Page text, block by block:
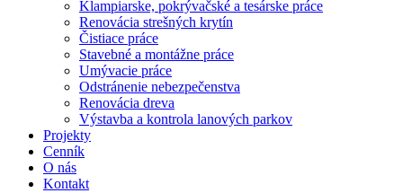
Klampiarske, pokrývačské a tesárske práce
Renovácia strešných krytín
Čistiace práce
Stavebné a montážne práce
Umývacie práce
Odstránenie nebezpečenstva
Renovácia dreva
Výstavba a kontrola lanových parkov
Projekty
Cenník
O nás
Kontakt